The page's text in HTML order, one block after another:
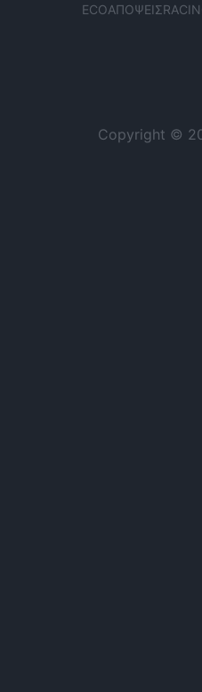
ECOΑΠΌΨΕΙΣ
Copyright ©